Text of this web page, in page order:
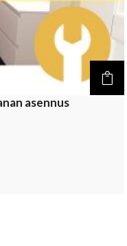
asennus